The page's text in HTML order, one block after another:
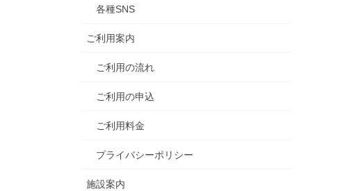
各種SNS
ご利用案内
ご利用の流れ
ご利用の申込
ご利用料金
プライバシーポリシー
施設案内